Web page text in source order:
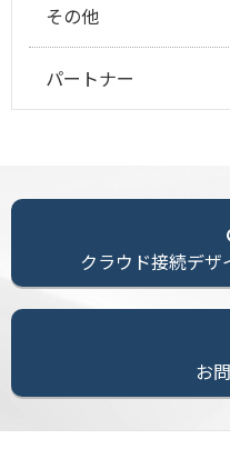
その他
パートナー
クラウド接続デザ
お